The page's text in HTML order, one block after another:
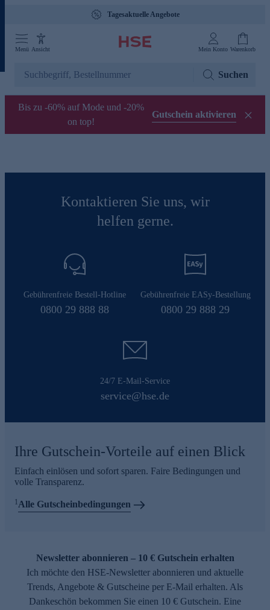
Tagesaktuelle Angebote
Menü Ansicht Mein Konto Warenkorb
Suchen
Bis zu -60% auf Mode und -20%
on top!
Gutschein aktivieren
Kontaktieren Sie uns, wir
helfen gerne.
Gebührenfreie Bestell-Hotline
0800 29 888 88
Gebührenfreie EASy-Bestellung
0800 29 888 29
24/7 E-Mail-Service
service@hse.de
Ihre Gutschein-Vorteile auf einen Blick
Einfach einlösen und sofort sparen. Faire Bedingungen und
volle Transparenz.
1Alle Gutscheinbedingungen
Newsletter abonnieren – 10 € Gutschein erhalten
Ich möchte den HSE-Newsletter abonnieren und aktuelle
Trends, Angebote & Gutscheine per E-Mail erhalten. Als
Dankeschön bekommen Sie einen 10 € Gutschein. Eine